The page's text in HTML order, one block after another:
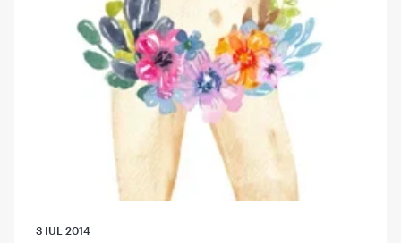
3 IUL 2014